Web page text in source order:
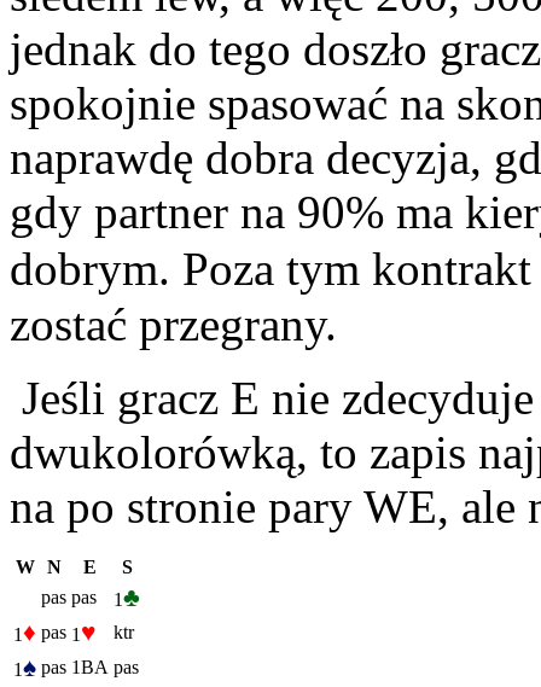
jednak do tego doszło
spokojnie spasować na
naprawdę dobra decyzja,
gdy partner na 90% ma
dobrym. Poza tym
zostać przegrany.
Jeśli gracz E nie
dwukolorówką, to zapis
na po stronie pary WE, ale
W N E
S
pas pas 1♣
1♦ pas 1 ♥
ktr
1♠ pas 1BA pas